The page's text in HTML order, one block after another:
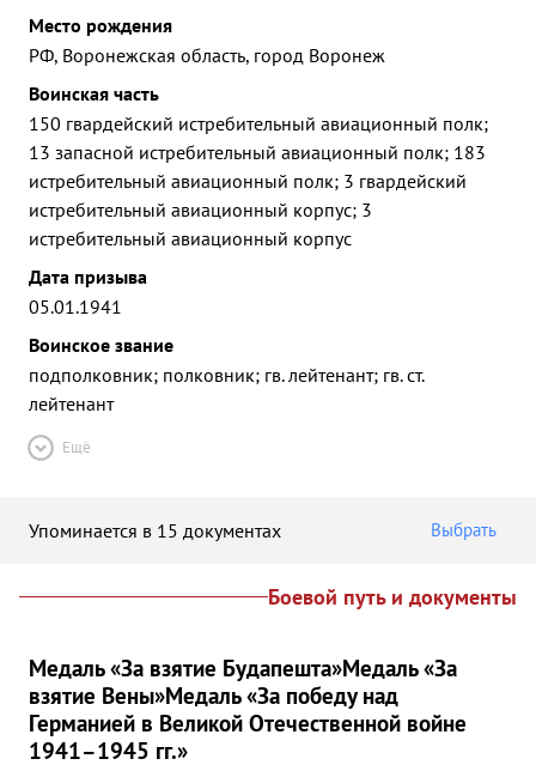
Место рождения
РФ, Воронежская область, город Воронеж
Воинская часть
150 гвардейский истребительный авиационный полк;
13 запасной истребительный авиационный полк; 183
истребительный авиационный полк; 3 гвардейский
истребительный авиационный корпус; 3
истребительный авиационный корпус
Дата призыва
05.01.1941
Воинское звание
подполковник; полковник; гв. лейтенант; гв. ст.
лейтенант
Ещё
Упоминается в 15 документах Выбрать
Боевой путь и документы
Медаль «За взятие Будапешта»Медаль «За
взятие Вены»Медаль «За победу над
Германией в Великой Отечественной войне
1941–1945 гг.»